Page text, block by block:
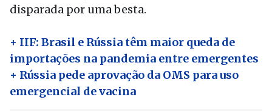
disparada por uma besta.
+ IIF: Brasil e Rússia têm maior queda de
importações na pandemia entre emergentes
+ Rússia pede aprovação da OMS para uso
emergencial de vacina